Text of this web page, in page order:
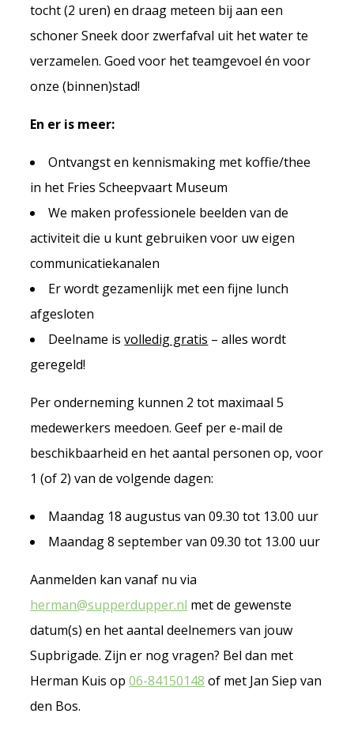
tocht (2 uren) en draag meteen bij aan een
schoner Sneek door zwerfafval uit het water te
verzamelen. Goed voor het teamgevoel én voor
onze (binnen)stad!
En er is meer:
Ontvangst en kennismaking met koffie/thee
in het Fries Scheepvaart Museum
We maken professionele beelden van de
activiteit die u kunt gebruiken voor uw eigen
communicatiekanalen
Er wordt gezamenlijk met een fijne lunch
afgesloten
Deelname isvolledig gratis – alles wordt
geregeld!
Per onderneming kunnen 2 tot maximaal 5
medewerkers meedoen. Geef per e-mail de
beschikbaarheid en het aantal personen op, voor
1 (of 2) van de volgende dagen:
Maandag 18 augustus van 09.30 tot 13.00 uur
Maandag 8 september van 09.30 tot 13.00 uur
Aanmelden kan vanaf nu via
herman@supperdupper.nl met de gewenste
datum(s) en het aantal deelnemers van jouw
Supbrigade. Zijn er nog vragen? Bel dan met
Herman Kuis op06-84150148 of met Jan Siep van
den Bos.